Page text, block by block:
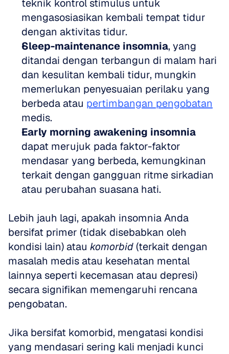
teknik kontrol stimulus untuk
mengasosiasikan kembali tempat tidur
dengan aktivitas tidur.
Sleep-maintenance insomnia, yang
ditandai dengan terbangun di malam hari
dan kesulitan kembali tidur, mungkin
memerlukan penyesuaian perilaku yang
berbeda atau pertimbangan pengobatan
medis.
Early morning awakening insomnia
dapat merujuk pada faktor-faktor
mendasar yang berbeda, kemungkinan
terkait dengan gangguan ritme sirkadian
atau perubahan suasana hati.
Lebih jauh lagi, apakah insomnia Anda
bersifat primer (tidak disebabkan oleh
kondisi lain) atau komorbid (terkait dengan
masalah medis atau kesehatan mental
lainnya seperti kecemasan atau depresi)
secara signifikan memengaruhi rencana
pengobatan.
Jika bersifat komorbid, mengatasi kondisi
yang mendasari sering kali menjadi kunci